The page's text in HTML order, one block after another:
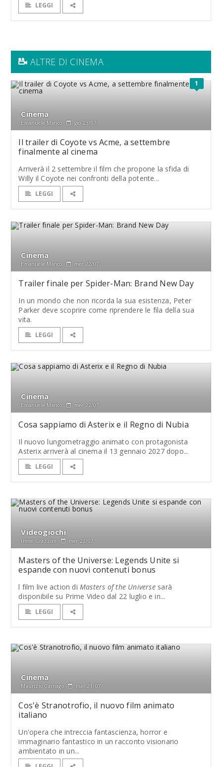
LEGGI
ALTRE DI CINEMA
1
Cinema
Emanuele Manco gio 23/07
Il trailer di Coyote vs Acme, a settembre
finalmente al cinema
Arriverà il 2 settembre il film che propone la sfida di
Willy il Coyote nei confronti della potente...
LEGGI
Cinema
Emanuele Manco mer 22/07
Trailer finale per Spider-Man: Brand New Day
In un mondo che non ricorda la sua esistenza, Peter
Parker deve scoprire come riprendere le fila della sua
vita.
LEGGI
Cinema
Emanuele Manco mer 22/07
Cosa sappiamo di Asterix e il Regno di Nubia
Il nuovo lungometraggio animato con protagonista
Asterix arriverà al cinema il 13 gennaio 2027 dopo...
LEGGI
Videogiochi
Irene Grazzini mer 22/07
Masters of the Universe: Legends Unite si
espande con nuovi contenuti bonus
l film live action diMasters of the Universesarà
disponibile su Prime Video dal 22 luglio e in...
LEGGI
Cinema
Maurizio Carnago mar 21/07
Cos'è Stranotrofio, il nuovo film animato
italiano
Un'opera che intreccia fantascienza, horror e
immaginario fantastico in un racconto visionario
ambientato in un...